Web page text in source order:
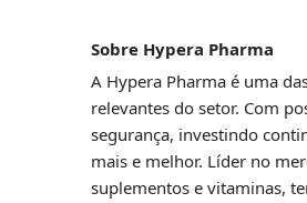
Sobre Hypera Pharma
A Hypera Pharma é uma
relevantes do setor. Com
segurança, investindo
mais e melhor. Líder no
suplementos e vitaminas,